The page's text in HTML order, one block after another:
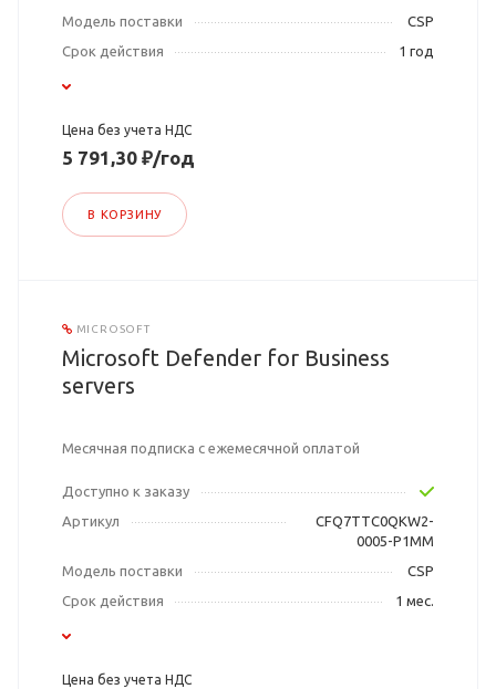
Модель поставки
CSP
Срок действия
1 год
Цена без учета НДС
5 791,30 ₽/год
В КОРЗИНУ
MICROSOFT
Microsoft Defender for Business
servers
Месячная подписка с ежемесячной оплатой
Доступно к заказу
Артикул
CFQ7TTC0QKW2-
0005-P1MM
Модель поставки
CSP
Срок действия
1 мес.
Цена без учета НДС